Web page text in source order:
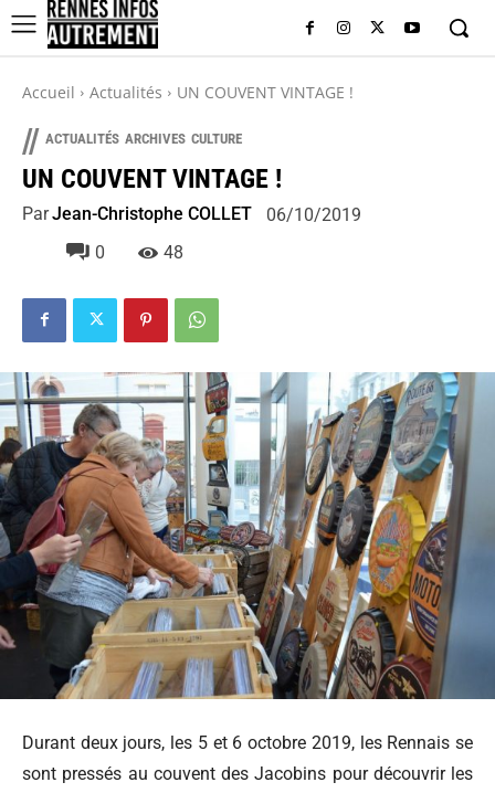
Accueil Actualités UN COUVENT VINTAGE !
// ACTUALITÉS ARCHIVES CULTURE
UN COUVENT VINTAGE !
ParJean-Christophe COLLET
06/10/2019
0
48
Durant deux jours, les 5 et 6 octobre 2019, les Rennais se
sont pressés au couvent des Jacobins pour découvrir les